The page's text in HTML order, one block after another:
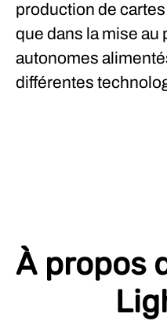
production de
que dans la mise au
autonomes
différentes
À propos